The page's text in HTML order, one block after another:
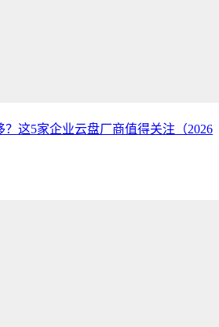
？这5家企业云盘厂商值得关注（2026